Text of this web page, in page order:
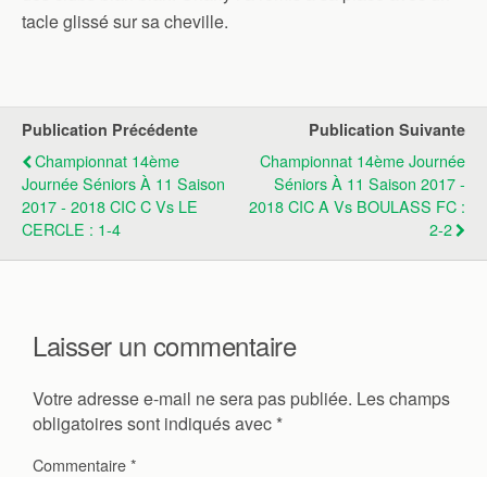
tacle glissé sur sa cheville.
Publication Précédente
Championnat 14ème
Journée Séniors À 11 Saison
2017 - 2018 CIC C Vs LE
CERCLE : 1-4
Publication Suivante
Championnat 14ème Journée
Séniors À 11 Saison 2017 -
2018 CIC A Vs BOULASS FC :
2-2
Laisser un commentaire
Votre adresse e-mail ne sera pas publiée. Les champs
obligatoires sont indiqués avec *
Commentaire*